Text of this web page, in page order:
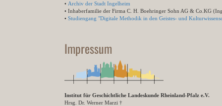
• Archiv der Stadt Ingelheim
• Inhaberfamilie der Firma C. H. Boehringer Sohn AG & Co.KG
• Studiengang "Digitale Methodik in den Geistes- und
Impressum
Institut für Geschichtliche Landeskunde Rheinland-Pfalz e.V.
Hrsg. Dr. Werner Marzi †